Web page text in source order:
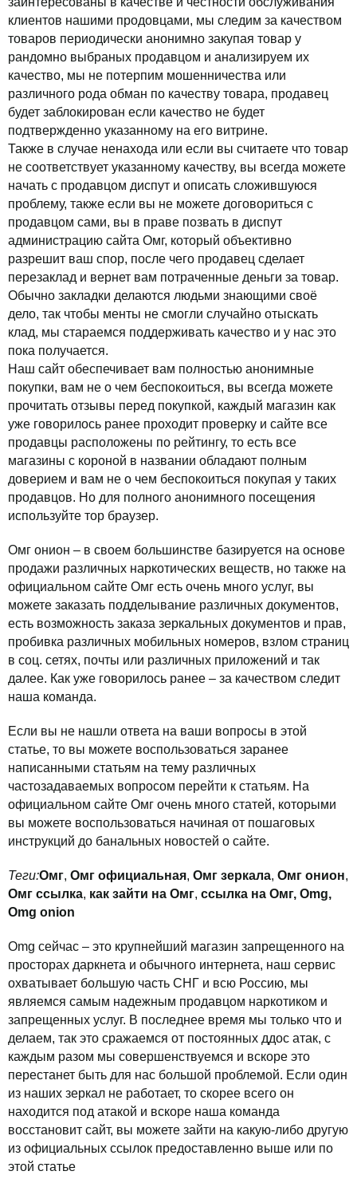
клиентов нашими продовцами, мы следим за качеством
товаров периодически анонимно закупая товар у
рандомно выбраных продавцом и анализируем их
качество, мы не потерпим мошенничества или
различного рода обман по качеству товара, продавец
будет заблокирован если качество не будет
подтвержденно указанному на его витрине.
Также в случае ненахода или если вы считаете что товар
не соответствует указанному качеству, вы всегда можете
начать с продавцом диспут и описать сложившуюся
проблему, также если вы не можете договориться с
продавцом сами, вы в праве позвать в диспут
администрацию сайта Омг, который объективно
разрешит ваш спор, после чего продавец сделает
перезаклад и вернет вам потраченные деньги за товар.
Обычно закладки делаются людьми знающими своё
дело, так чтобы менты не смогли случайно отыскать
клад, мы стараемся поддерживать качество и у нас это
пока получается.
Наш сайт обеспечивает вам полностью анонимные
покупки, вам не о чем беспокоиться, вы всегда можете
прочитать отзывы перед покупкой, каждый магазин как
уже говорилось ранее проходит проверку и сайте все
продавцы расположены по рейтингу, то есть все
магазины с короной в названии обладают полным
доверием и вам не о чем беспокоиться покупая у таких
продавцов. Но для полного анонимного посещения
используйте тор браузер.
Омг онион – в своем большинстве базируется на основе
продажи различных наркотических веществ, но также на
официальном сайте Омг есть очень много услуг, вы
можете заказать подделывание различных документов,
есть возможность заказа зеркальных документов и прав,
пробивка различных мобильных номеров, взлом страниц
в соц. сетях, почты или различных приложений и так
далее. Как уже говорилось ранее – за качеством следит
наша команда.
Если вы не нашли ответа на ваши вопросы в этой
статье, то вы можете воспользоваться заранее
написанными статьям на тему различных
частозадаваемых вопросом перейти к статьям. На
официальном сайте Омг очень много статей, которыми
вы можете воспользоваться начиная от пошаговых
инструкций до банальных новостей о сайте.
Теги:Омг, Омг официальная, Омг зеркала, Омг онион,
Омг ссылка, как зайти на Омг, ссылка на Омг, Omg,
Omg onion
Omg сейчас – это крупнейший магазин запрещенного на
просторах даркнета и обычного интернета, наш сервис
охватывает большую часть СНГ и всю Россию, мы
являемся самым надежным продавцом наркотиком и
запрещенных услуг. В последнее время мы только что и
делаем, так это сражаемся от постоянных ддос атак, с
каждым разом мы совершенствуемся и вскоре это
перестанет быть для нас большой проблемой. Если один
из наших зеркал не работает, то скорее всего он
находится под атакой и вскоре наша команда
восстановит сайт, вы можете зайти на какую-либо другую
из официальных ссылок предоставленно выше или по
этой статье